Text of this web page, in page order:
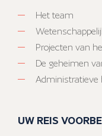
Het team
Projecten van
De geheimen
Administratieve
UW REIS